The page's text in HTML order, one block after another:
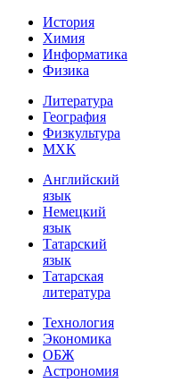
История
Химия
Информатика
Физика
Литература
География
Физкультура
МХК
Английский
язык
Немецкий
язык
Татарский
язык
Татарская
литература
Технология
Экономика
ОБЖ
Астрономия